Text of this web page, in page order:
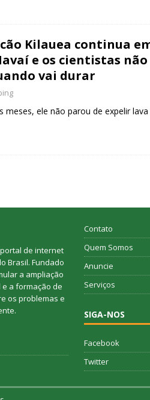
Kilauea continua
e os cientistas não
vai durar
meses, ele não parou de expelir
de internet
Brasil. Fundado
a ampliação
a formação de
os problemas e
Contato
Quem Somos
Anuncie
Serviços
SIGA-NOS
Facebook
Twitter